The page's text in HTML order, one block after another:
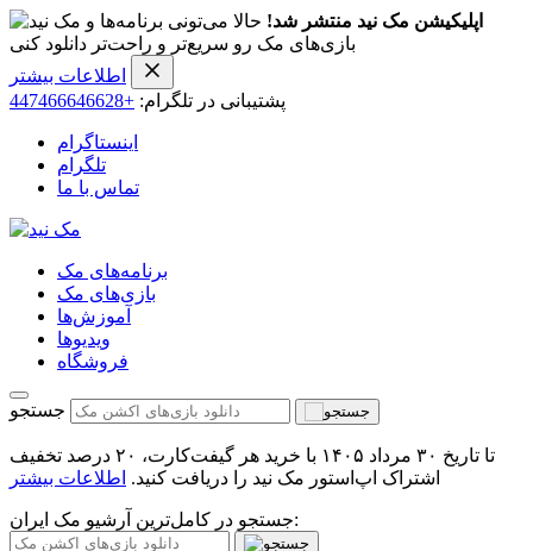
اپلیکیشن مک نید منتشر شد! حالا می‌تونی برنامه‌ها و
بازی‌های مک رو سریع‌تر و راحت‌تر دانلود کنی
اطلاعات بیشتر
پشتیبانی در تلگرام: +447466646628
اینستاگرام
تلگرام
تماس با ما
برنامه‌های مک
بازی‌های مک
آموزش‌ها
ویدیو‌ها
فروشگاه
جستجو
تا تاریخ ۳۰ مرداد ۱۴۰۵ با خرید هر گیفت‌کارت، ۲۰ درصد تخفیف
اشتراک اپ‌استور مک نید را دریافت کنید. اطلاعات بیشتر
جستجو در کامل‌ترین آرشیو مک ایران: